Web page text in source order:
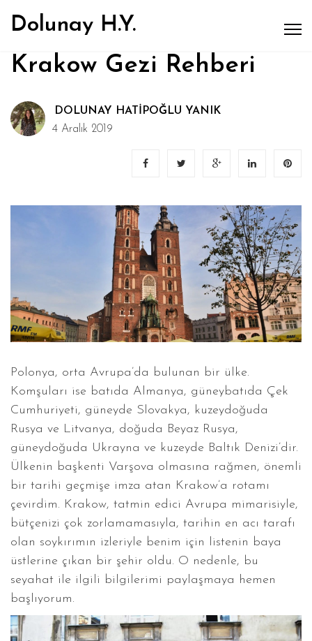
Dolunay H.Y.
Krakow Gezi Rehberi
DOLUNAY HATIPOĞLU YANIK
4 Aralık 2019
Polonya, orta Avrupa’da bulunan bir ülke.
Komşuları ise batıda Almanya, güneybatıda Çek
Cumhuriyeti, güneyde Slovakya, kuzeydoğuda
Rusya ve Litvanya, doğuda Beyaz Rusya,
güneydoğuda Ukrayna ve kuzeyde Baltık Denizi’dir.
Ülkenin başkenti Varşova olmasına rağmen, önemli
bir tarihi geçmişe imza atan Krakow’a rotamı
çevirdim. Krakow, tatmin edici Avrupa mimarisiyle,
bütçenizi çok zorlamamasıyla, tarihin en acı tarafı
olan soykırımın izleriyle benim için listenin baya
üstlerine çıkan bir şehir oldu. O nedenle, bu
seyahat ile ilgili bilgilerimi paylaşmaya hemen
başlıyorum.